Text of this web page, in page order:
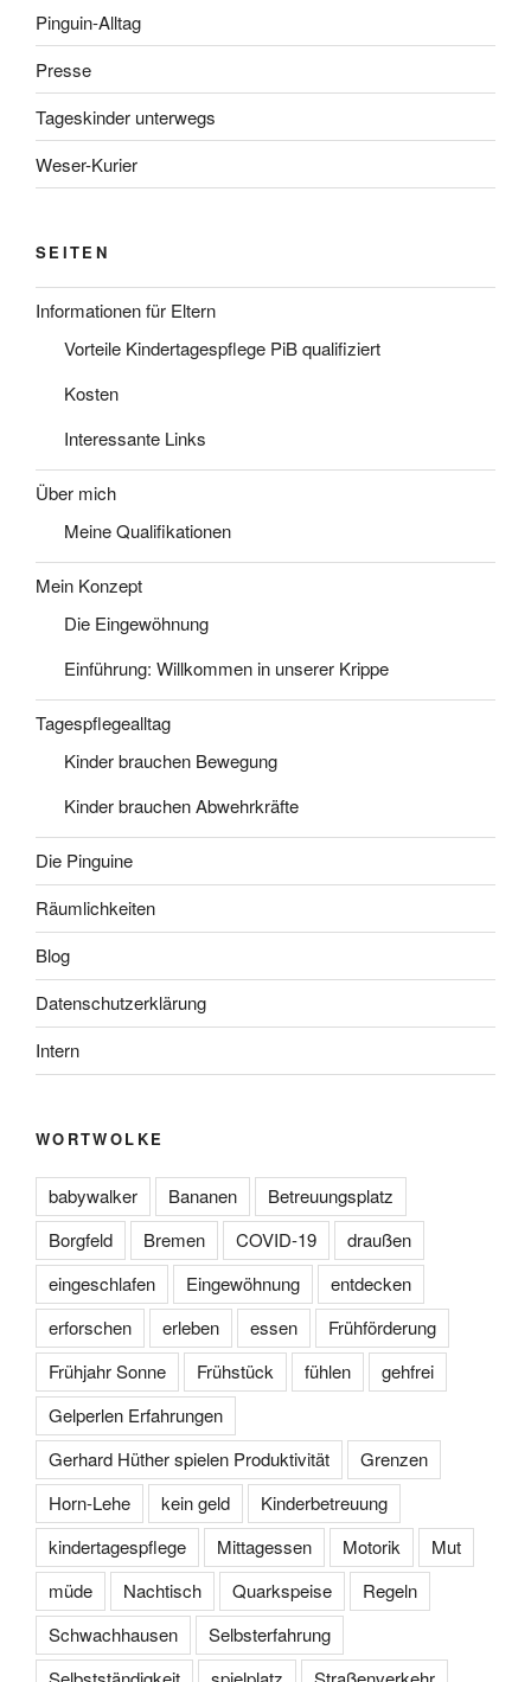
Pinguin-Alltag
Presse
Tageskinder unterwegs
Weser-Kurier
SEITEN
Informationen für Eltern
Vorteile Kindertagespflege PiB qualifiziert
Kosten
Interessante Links
Über mich
Meine Qualifikationen
Mein Konzept
Die Eingewöhnung
Einführung: Willkommen in unserer Krippe
Tagespflegealltag
Kinder brauchen Bewegung
Kinder brauchen Abwehrkräfte
Die Pinguine
Räumlichkeiten
Blog
Datenschutzerklärung
Intern
WORTWOLKE
babywalker Bananen
Betreuungsplatz
Borgfeld
Bremen COVID-19
draußen
eingeschlafen
Eingewöhnung
entdecken
erforschen
erleben essen
Frühförderung
Frühjahr Sonne
Frühstück fühlen
gehfrei
Gelperlen Erfahrungen
Gerhard Hüther spielen Produktivität
Grenzen
Horn-Lehe
kein geld
Kinderbetreuung
kindertagespflege
Mittagessen Motorik
Mut
müde
Nachtisch Quarkspeise
Regeln
Schwachhausen
Selbsterfahrung